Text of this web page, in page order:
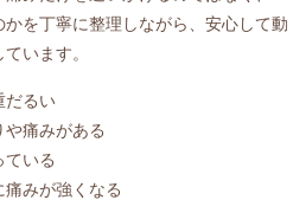
を丁寧に整理しながら、安心して動
います。
だるい
痛みがある
ている
みが強くなる